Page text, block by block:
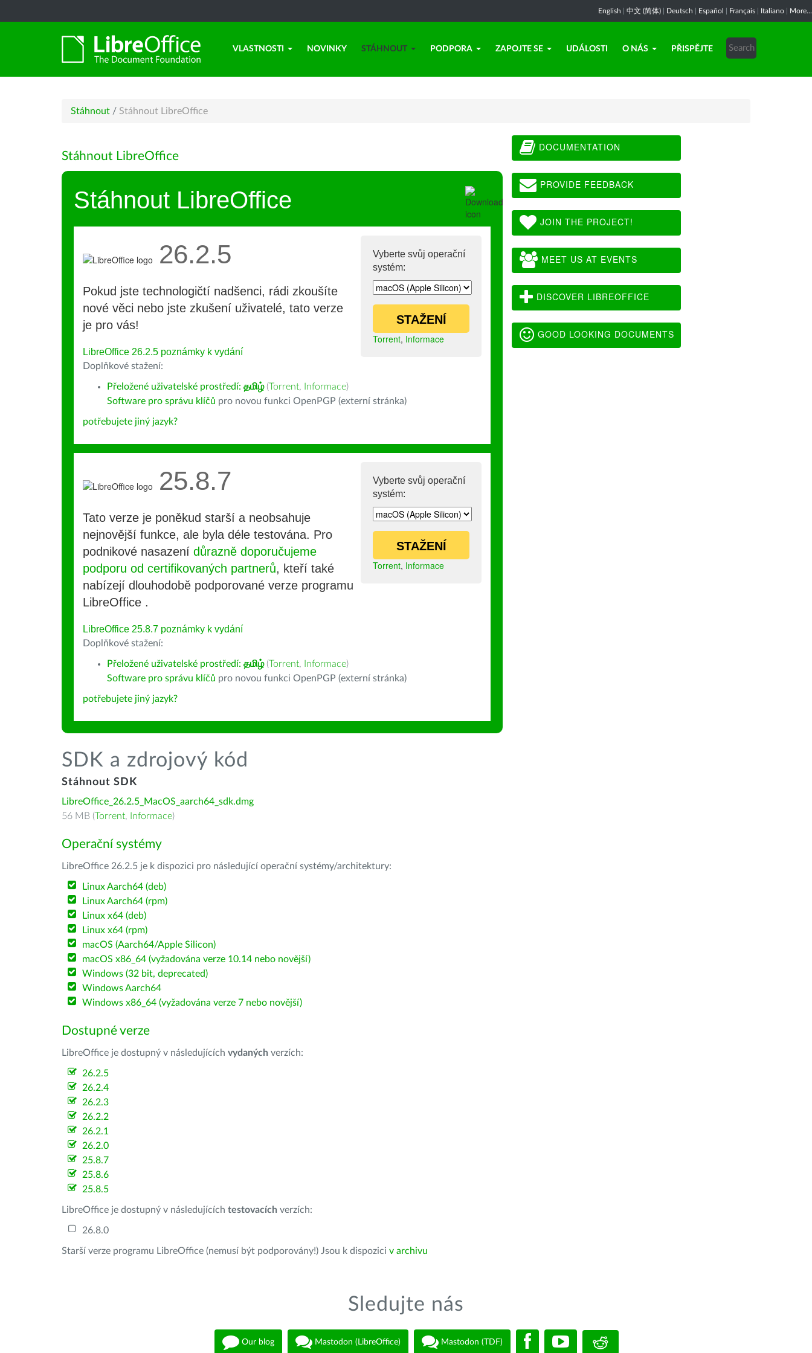
English 中文 (简体) Deutsch Español Français Italiano More...
VLASTNOSTI NOVINKY STÁHNOUT PODPORA ZAPOJTE SE UDÁLOSTI O NÁS PŘISPĚJTE
Stáhnout / Stáhnout LibreOffice
Stáhnout LibreOffice
Stáhnout LibreOffice
Vyberte svůj operační
systém:
STAŽENÍ
Torrent, Informace
26.2.5
Pokud jste technologičtí nadšenci, rádi zkoušíte
nové věci nebo jste zkušení uživatelé, tato verze
je pro vás!
LibreOffice 26.2.5 poznámky k vydání
Doplňkové stažení:
Přeložené uživatelské prostředí: தமிழ் (Torrent, Informace)
Software pro správu klíčů pro novou funkci OpenPGP (externí stránka)
potřebujete jiný jazyk?
Vyberte svůj operační
systém:
STAŽENÍ
Torrent, Informace
25.8.7
Tato verze je poněkud starší a neobsahuje
nejnovější funkce, ale byla déle testována. Pro
podnikové nasazení důrazně doporučujeme
podporu od certifikovaných partnerů, kteří také
nabízejí dlouhodobě podporované verze programu
LibreOffice .
LibreOffice 25.8.7 poznámky k vydání
Doplňkové stažení:
Přeložené uživatelské prostředí: தமிழ் (Torrent, Informace)
Software pro správu klíčů pro novou funkci OpenPGP (externí stránka)
potřebujete jiný jazyk?
SDK a zdrojový kód
Stáhnout SDK
LibreOffice_26.2.5_MacOS_aarch64_sdk.dmg
56 MB (Torrent, Informace)
Operační systémy
LibreOffice 26.2.5 je k dispozici pro následující operační systémy/architektury:
Linux Aarch64 (deb)
Linux Aarch64 (rpm)
Linux x64 (deb)
Linux x64 (rpm)
macOS (Aarch64/Apple Silicon)
macOS x86_64 (vyžadována verze 10.14 nebo novější)
Windows (32 bit, deprecated)
Windows Aarch64
Windows x86_64 (vyžadována verze 7 nebo novější)
Dostupné verze
LibreOffice je dostupný v následujících vydaných verzích:
26.2.5
26.2.4
26.2.3
26.2.2
26.2.1
26.2.0
25.8.7
25.8.6
25.8.5
LibreOffice je dostupný v následujících testovacích verzích:
26.8.0
Starší verze programu LibreOffice (nemusí být podporovány!) Jsou k dispozici v archivu
DOCUMENTATION
PROVIDE FEEDBACK
JOIN THE PROJECT!
MEET US AT EVENTS
DISCOVER LIBREOFFICE
GOOD LOOKING DOCUMENTS
Sledujte nás
Our blog Mastodon (LibreOffice) Mastodon (TDF)